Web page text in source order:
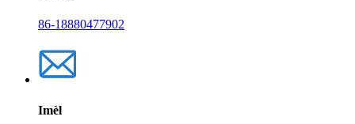
86-18880477902
Imèl